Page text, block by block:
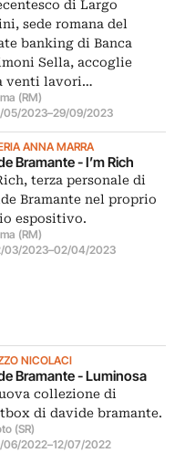
di Largo
sede romana del
banking di Banca
Sella, accoglie
venti lavori…
(RM)
05/2023–29/09/2023
ANNA MARRA
Bramante - I’m Rich
terza personale di
Bramante nel proprio
espositivo.
(RM)
03/2023–02/04/2023
NICOLACI
Bramante - Luminosa
collezione di
di davide bramante.
(SR)
06/2022–12/07/2022